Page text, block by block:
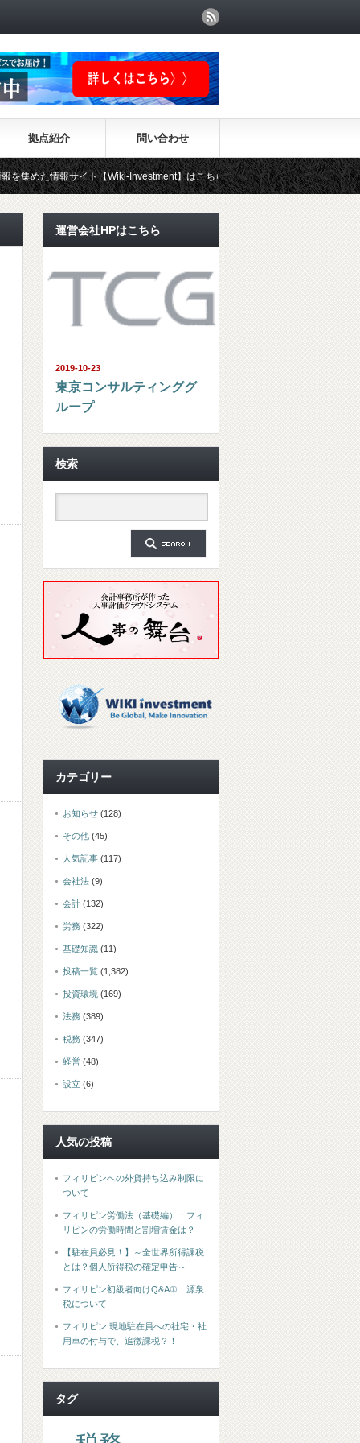
拠点紹介 問い合わせ
イト【Wiki-Investment】はこちらから！！
運営会社HPはこちら
2019-10-23
東京コンサルティンググ
ループ
検索
カテゴリー
お知らせ (128)
その他 (45)
人気記事 (117)
会社法 (9)
会計 (132)
労務 (322)
基礎知識 (11)
投稿一覧 (1,382)
投資環境 (169)
法務 (389)
税務 (347)
経営 (48)
設立 (6)
人気の投稿
フィリピンへの外貨持ち込み制限に
ついて
フィリピン労働法（基礎編）：フィ
リピンの労働時間と割増賃金は？
【駐在員必見！】～全世界所得課税
とは？個人所得税の確定申告～
フィリピン初級者向けQ&A① 源泉
税について
フィリピン 現地駐在員への社宅・社
用車の付与で、追徴課税？！
タグ